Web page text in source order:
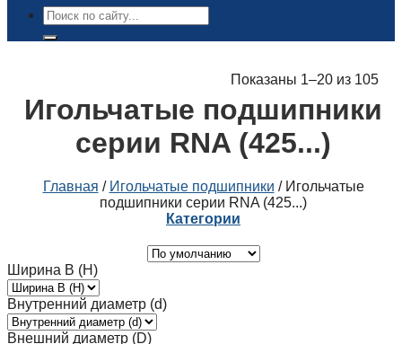
Поиск:
Игольчатые подшипники
серии RNA (425...)
Главная / Игольчатые подшипники /Игольчатые
подшипники серии RNA (425...)
Категории
Показаны 1–20 из 105
Ширина B (H)
Внутренний диаметр (d)
Внешний диаметр (D)